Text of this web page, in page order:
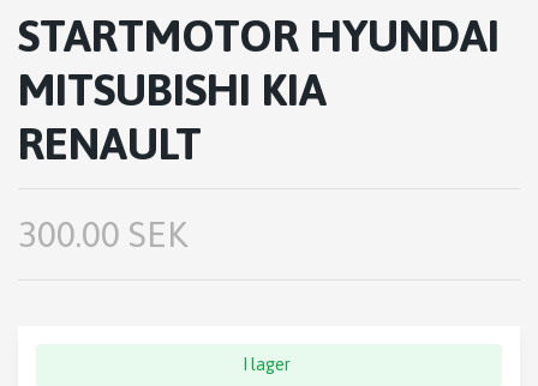
STARTMOTOR HYUNDAI
MITSUBISHI KIA
RENAULT
300.00 SEK
I lager